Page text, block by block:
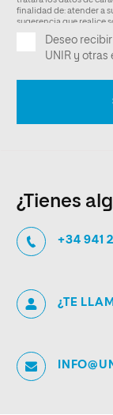
¿Tienes
+34 941
¿TE